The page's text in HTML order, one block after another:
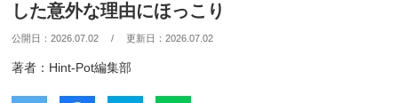
した意外な理由にほっこり
公開日：2026.07.02 / 更新日：2026.07.02
著者：Hint-Pot編集部